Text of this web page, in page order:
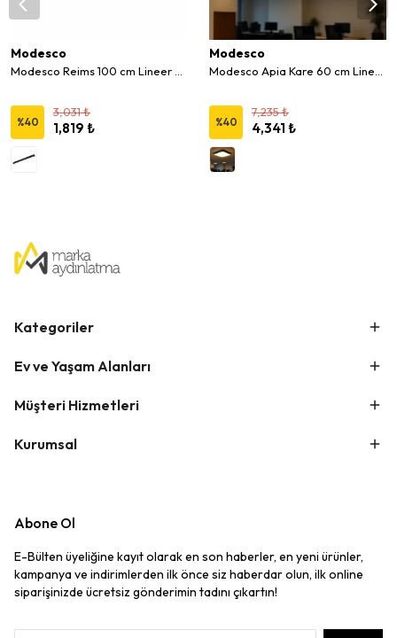
Modesco
%40
3,031 ₺
1,819 ₺
Modesco
%40
7,235 ₺
4,341 ₺
Kategoriler
Ev ve Yaşam Alanları
Müşteri Hizmetleri
Kurumsal
Abone Ol
E-Bülten üyeliğine kayıt olarak en son haberler, en yeni ürünler,
kampanya ve indirimlerden ilk önce siz haberdar olun, ilk online
siparişinizde ücretsiz gönderimin tadını çıkartın!